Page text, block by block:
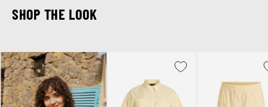
SHOP THE LOOK